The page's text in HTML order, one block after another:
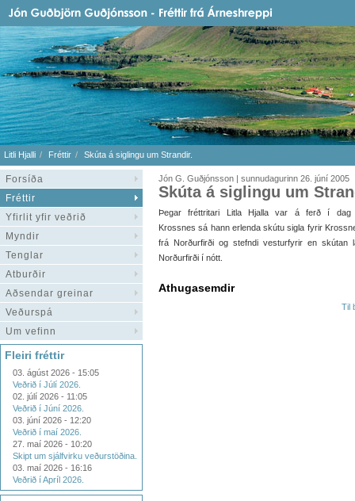
Litli Hjalli Fréttir Skúta á siglingu um Strandir.
Forsíða
Fréttir
Yfirlit yfir veðrið
Myndir
Tenglar
Atburðir
Aðsendar greinar
Veðurspá
Um vefinn
Fleiri fréttir
03. ágúst 2026 - 15:05
Veðrið í Júlí 2026.
02. júlí 2026 - 11:05
Veðrið í Júní 2026.
03. júní 2026 - 12:20
Veðrið í maí 2026.
27. maí 2026 - 10:20
Skipt um sjálfvirku veðurstöðina.
03. maí 2026 - 16:16
Veðrið í Apríl 2026.
Jón G. Guðjónsson | sunnudagurinn 26. júní 2005
Skúta á siglingu um
Þegar fréttritari Litla Hjalla var á ferð í dag
Krossnes sá hann erlenda skútu sigla fyrir
frá Norðurfirði og stefndi vesturfyrir en skútan
Norðurfirði í nótt.
Athugasemdir
Til